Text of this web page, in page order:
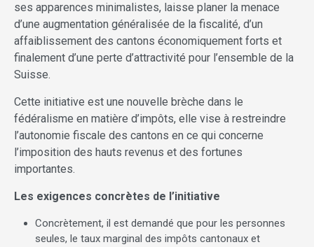
ses apparences minimalistes, laisse planer la menace
d’une augmentation généralisée de la fiscalité, d’un
affaiblissement des cantons économiquement forts et
finalement d’une perte d’attractivité pour l’ensemble de la
Suisse.
Cette initiative est une nouvelle brèche dans le
fédéralisme en matière d’impôts, elle vise à restreindre
l’autonomie fiscale des cantons en ce qui concerne
l’imposition des hauts revenus et des fortunes
importantes.
Les exigences concrètes de l’initiative
­Concrètement, il est demandé que pour les personnes
seules, le taux marginal des impôts cantonaux et